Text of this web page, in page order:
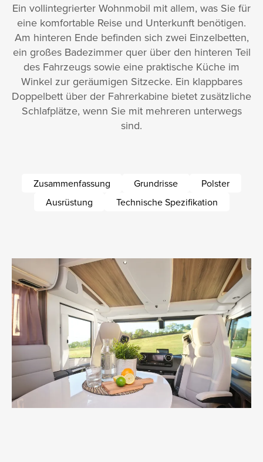
Ein vollintegrierter Wohnmobil mit allem, was Sie für
eine komfortable Reise und Unterkunft benötigen.
Am hinteren Ende befinden sich zwei Einzelbetten,
ein großes Badezimmer quer über den hinteren Teil
des Fahrzeugs sowie eine praktische Küche im
Winkel zur geräumigen Sitzecke. Ein klappbares
Doppelbett über der Fahrerkabine bietet zusätzliche
Schlafplätze, wenn Sie mit mehreren unterwegs
sind.
Zusammenfassung Grundrisse
Polster
Ausrüstung
Technische Spezifikation